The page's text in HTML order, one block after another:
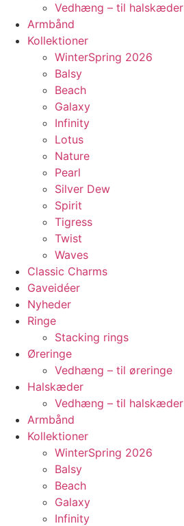
Vedhæng – til halskæder
Armbånd
Kollektioner
WinterSpring 2026
Balsy
Beach
Galaxy
Infinity
Lotus
Nature
Pearl
Silver Dew
Spirit
Tigress
Twist
Waves
Classic Charms
Gaveidéer
Nyheder
Ringe
Stacking rings
Øreringe
Vedhæng – til øreringe
Halskæder
Vedhæng – til halskæder
Armbånd
Kollektioner
WinterSpring 2026
Balsy
Beach
Galaxy
Infinity